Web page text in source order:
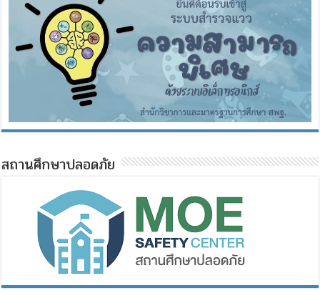
สถานศึกษาปลอดภัย